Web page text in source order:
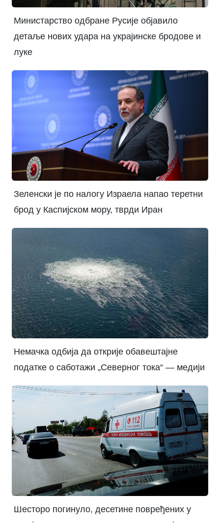
Министарство одбране Русије објавило
детаље нових удара на украјинске бродове и
луке
Зеленски је по налогу Израела напао теретни
брод у Каспијском мору, тврди Иран
Немачка одбија да открије обавештајне
податке о саботажи „Северног тока“ — медији
Шесторо погинуло, десетине повређених у